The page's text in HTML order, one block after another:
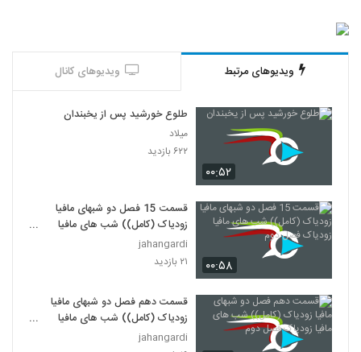
ویدیوهای مرتبط ویدیوهای کانال
۰۰:۵۲
طلوع خورشید پس از یخبندان
میلاد
۶۲۲ بازدید
۰۰:۵۸
قسمت 15 فصل دو شبهای مافیا
زودیاک (کامل)) شب های مافیا
زودیاک فصل دوم
jahangardi
۲۱ بازدید
قسمت دهم فصل دو شبهای مافیا
زودیاک (کامل)) شب های مافیا
زودیاک فصل دوم
jahangardi